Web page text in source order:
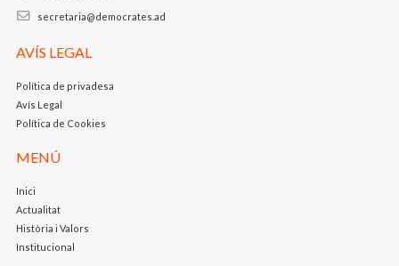
secretaria@democrates.ad
AVÍS LEGAL
Política de privadesa
Avís Legal
Política de Cookies
MENÚ
Inici
Actualitat
Història i Valors
Institucional